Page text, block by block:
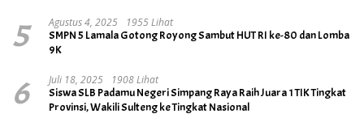
5 Agustus 4, 2025
1955 Lihat
SMPN 5 Lamala Gotong Royong Sambut HUT RI ke-80 dan Lomba
9K
6 Juli 18, 2025
1908 Lihat
Siswa SLB Padamu Negeri Simpang Raya Raih Juara 1 TIK Tingkat
Provinsi, Wakili Sulteng ke Tingkat Nasional